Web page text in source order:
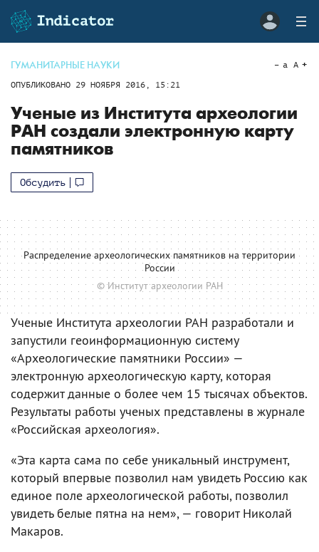
ГУМАНИТАРНЫЕ НАУКИ
ОПУБЛИКОВАНО 29 НОЯБРЯ 2016, 15:21
a A
Ученые из Института археологии
РАН создали электронную карту
памятников
Обсудить
Распределение археологических памятников на территории
России
© Институт археологии РАН
Ученые Института археологии РАН разработали и
запустили геоинформационную систему
«Археологические памятники России» —
электронную археологическую карту, которая
содержит данные о более чем 15 тысячах объектов.
Результаты работы ученых представлены в журнале
«Российская археология».
«Эта карта сама по себе уникальный инструмент,
который впервые позволил нам увидеть Россию как
единое поле археологической работы, позволил
увидеть белые пятна на нем», — говорит Николай
Макаров.